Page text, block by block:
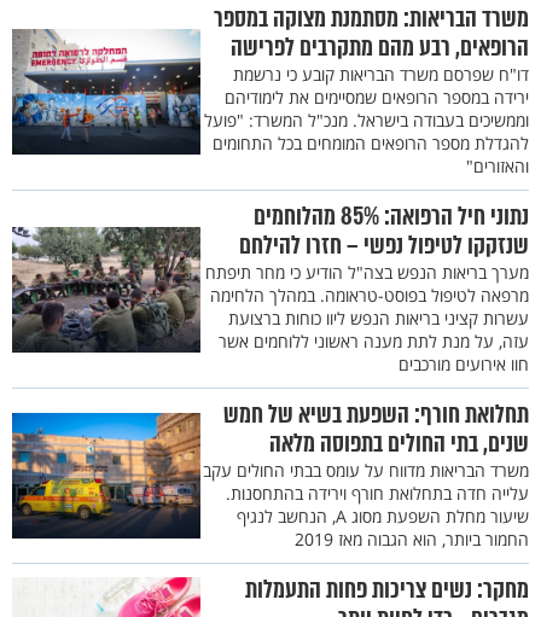
משרד הבריאות: מסתמנת מצוקה במספר
הרופאים, רבע מהם מתקרבים לפרישה
דו"ח שפרסם משרד הבריאות קובע כי נרשמת
ירידה במספר הרופאים שמסיימים את לימודיהם
וממשיכים בעבודה בישראל. מנכ"ל המשרד: "פועל
להגדלת מספר הרופאים המומחים בכל התחומים
והאזורים"
נתוני חיל הרפואה: 85% מהלוחמים
שנזקקו לטיפול נפשי – חזרו להילחם
מערך בריאות הנפש בצה"ל הודיע כי מחר תיפתח
מרפאה לטיפול בפוסט-טראומה. במהלך הלחימה
עשרות קציני בריאות הנפש ליוו כוחות ברצועת
עזה, על מנת לתת מענה ראשוני ללוחמים אשר
חוו אירועים מורכבים
תחלואת חורף: השפעת בשיא של חמש
שנים, בתי החולים בתפוסה מלאה
משרד הבריאות מדווח על עומס בבתי החולים עקב
עלייה חדה בתחלואת חורף וירידה בהתחסנות.
שיעור מחלת השפעת מסוג A, הנחשב לנגיף
החמור ביותר, הוא הגבוה מאז 2019
מחקר: נשים צריכות פחות התעמלות